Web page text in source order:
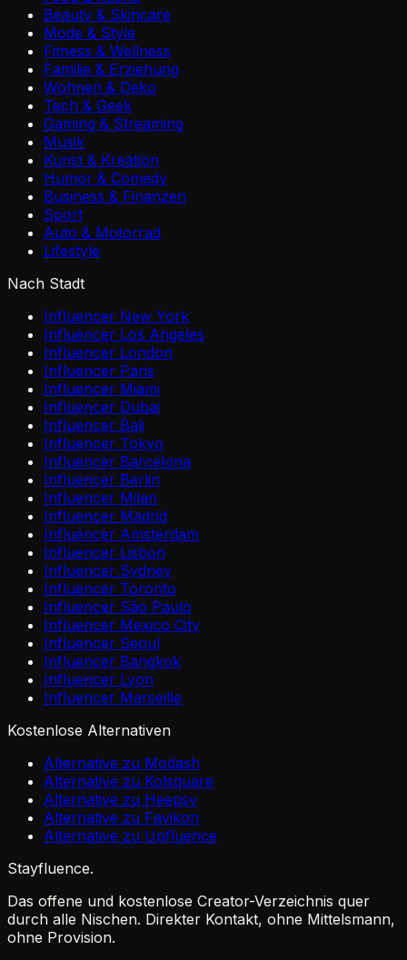
Beauty & Skincare
Mode & Style
Fitness & Wellness
Familie & Erziehung
Wohnen & Deko
Tech & Geek
Gaming & Streaming
Musik
Kunst & Kreation
Humor & Comedy
Business & Finanzen
Sport
Auto & Motorrad
Lifestyle
Nach Stadt
Influencer New York
Influencer Los Angeles
Influencer London
Influencer Paris
Influencer Miami
Influencer Dubai
Influencer Bali
Influencer Tokyo
Influencer Barcelona
Influencer Berlin
Influencer Milan
Influencer Madrid
Influencer Amsterdam
Influencer Lisbon
Influencer Sydney
Influencer Toronto
Influencer São Paulo
Influencer Mexico City
Influencer Seoul
Influencer Bangkok
Influencer Lyon
Influencer Marseille
Kostenlose Alternativen
Alternative zu Modash
Alternative zu Kolsquare
Alternative zu Heepsy
Alternative zu Favikon
Alternative zu Upfluence
Stayfluence.
Das offene und kostenlose Creator-Verzeichnis quer
durch alle Nischen. Direkter Kontakt, ohne Mittelsmann,
ohne Provision.